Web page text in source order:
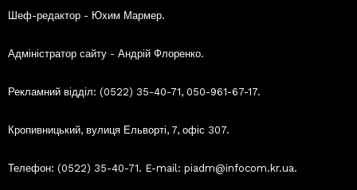
Шеф-редактор - Юхим Мармер.
Адміністратор сайту - Андрій Флоренко.
Рекламний відділ: (0522) 35-40-71, 050-961-67-17.
Кропивницький, вулиця Ельворті, 7, офіс 307.
Телефон: (0522) 35-40-71. E-mail: piadm@infocom.kr.ua.